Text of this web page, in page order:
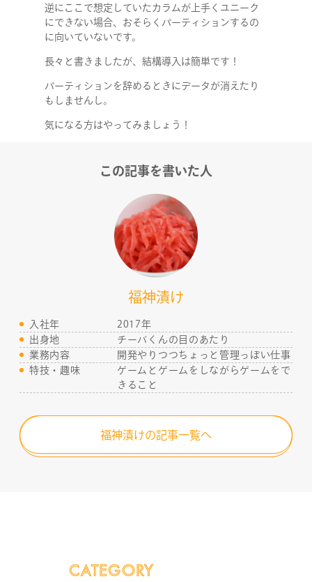
STAFF BLOG
RECRUIT
逆にここで想定していたカラムが上手くユニーク
にできない場合、おそらくパーティションするの
に向いていないです。
長々と書きましたが、結構導入は簡単です！
パーティションを辞めるときにデータが消えたり
もしませんし。
気になる方はやってみましょう！
CATEGORY
この記事を書いた人
福神漬け
入社年
2017年
出身地
チーバくんの目のあたり
業務内容
開発やりつつちょっと管理っぽい仕事
特技・趣味
ゲームとゲームをしながらゲームをで
きること
福神漬けの記事一覧へ